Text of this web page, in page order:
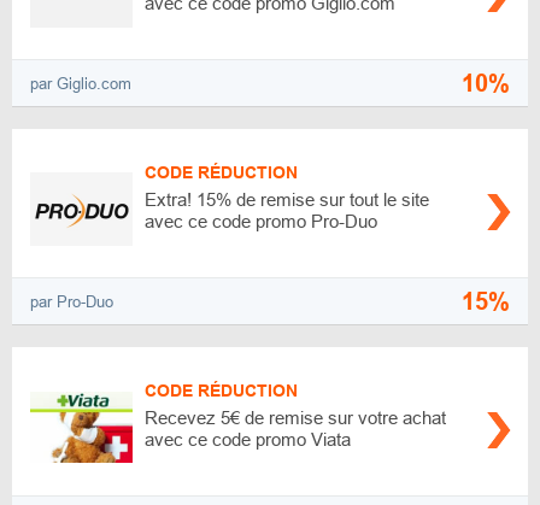
par Giglio.com 10%
CODE RÉDUCTION
Extra! 15% de remise sur tout le site
avec ce code promo Pro-Duo
par Pro-Duo 15%
CODE RÉDUCTION
Recevez 5€ de remise sur votre achat
avec ce code promo Viata